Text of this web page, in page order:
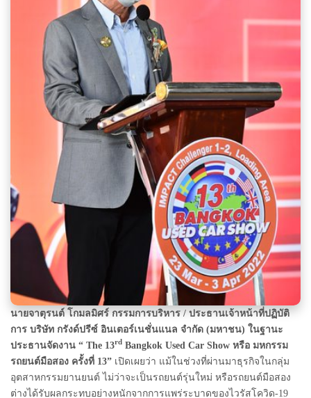
นายจาตุรนต์ โกมลมิศร์ กรรมการบริหาร / ประธานเจ้าหน้าที่ปฏิบัติ
การ บริษัท กรังด์ปรีซ์ อินเตอร์เนชั่นแนล จำกัด (มหาชน) ในฐานะ
ประธานจัดงาน “ The 13rd Bangkok Used Car Show หรือ มหกรรม
รถยนต์มือสอง ครั้งที่ 13” เปิดเผยว่า แม้ในช่วงที่ผ่านมาธุรกิจในกลุ่ม
อุตสาหกรรมยานยนต์ ไม่ว่าจะเป็นรถยนต์รุ่นใหม่ หรือรถยนต์มือสอง
ต่างได้รับผลกระทบอย่างหนักจากการแพร่ระบาดของไวรัสโควิด-19